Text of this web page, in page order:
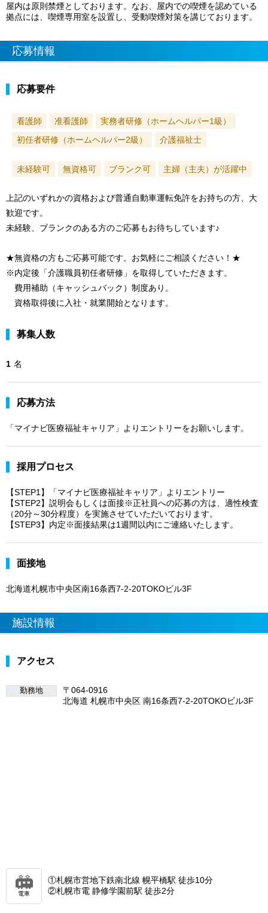
屋内は原則禁煙としております。なお、屋内での喫煙を認めている
拠点には、喫煙専用室を設置し、受動喫煙対策を講じております。
応募情報
応募要件
看護師 准看護師
実務者研修（ホームヘルパー1級）
初任者研修（ホームヘルパー2級）
介護福祉士
未経験可 無資格可 ブランク可 主婦（主夫）が活躍中
上記のいずれかの資格および普通自動車運転免許をお持ちの方、大
歓迎です。
未経験、ブランクのある方のご応募もお待ちしています♪
★無資格の方もご応募可能です。お気軽にご相談ください！★
※内定後「介護職員初任者研修」を取得していただきます。
費用補助（キャッシュバック）制度あり。
資格取得後に入社・就業開始となります。
募集人数
1 名
応募方法
「マイナビ医療福祉キャリア」よりエントリーをお願いします。
採用プロセス
【STEP1】「マイナビ医療福祉キャリア」よりエントリー
【STEP2】説明会もしくは面接※正社員への応募の方は、適性検査
（20分～30分程度）を実施させていただいております。
【STEP3】内定※面接結果は1週間以内にご連絡いたします。
面接地
北海道札幌市中央区南16条西7-2-20TOKOビル3F
施設情報
アクセス
勤務地
〒064-0916
北海道 札幌市中央区 南16条西7-2-20TOKOビル3F
電車
①札幌市営地下鉄南北線 幌平橋駅 徒歩10分
②札幌市電 静修学園前駅 徒歩2分